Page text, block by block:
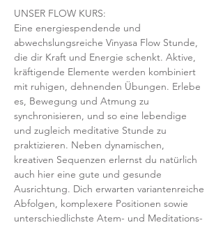
UNSER FLOW KURS:
Eine energiespendende und
abwechslungsreiche Vinyasa Flow Stunde,
die dir Kraft und Energie schenkt. Aktive,
kräftigende Elemente werden kombiniert
mit ruhigen, dehnenden Übungen. Erlebe
es, Bewegung und Atmung zu
synchronisieren, und so eine lebendige
und zugleich meditative Stunde zu
praktizieren. Neben dynamischen,
kreativen Sequenzen erlernst du natürlich
auch hier eine gute und gesunde
Ausrichtung. Dich erwarten variantenreiche
Abfolgen, komplexere Positionen sowie
unterschiedlichste Atem- und Meditations-